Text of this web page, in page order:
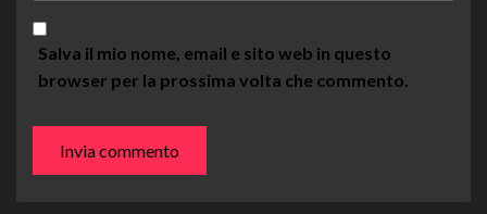
Salva il mio nome, email e sito web in questo
browser per la prossima volta che commento.